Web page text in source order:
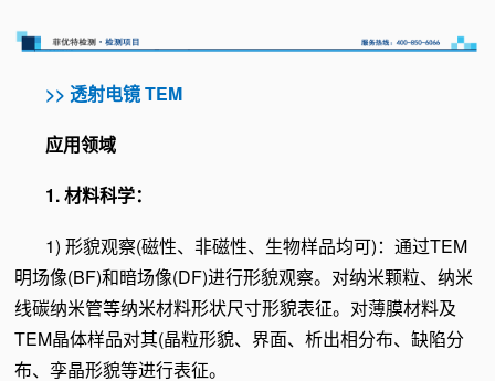
>>透射电镜 TEM
应用领域
1. 材料科学：
1) 形貌观察(磁性、非磁性、生物样品均可)：通过TEM
明场像(BF)和暗场像(DF)进行形貌观察。对纳米颗粒、纳米
线碳纳米管等纳米材料形状尺寸形貌表征。对薄膜材料及
TEM晶体样品对其(晶粒形貌、界面、析出相分布、缺陷分
布、孪晶形貌等进行表征。